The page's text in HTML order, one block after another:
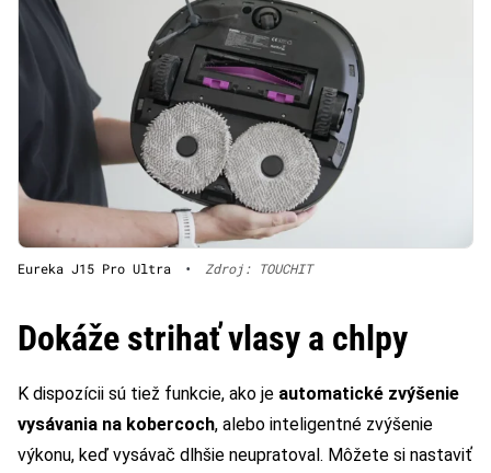
Eureka J15 Pro Ultra • Zdroj: TOUCHIT
Dokáže strihať vlasy a chlpy
K dispozícii sú tiež funkcie, ako je automatické zvýšenie
vysávania na kobercoch, alebo inteligentné zvýšenie
výkonu, keď vysávač dlhšie neupratoval. Môžete si nastaviť